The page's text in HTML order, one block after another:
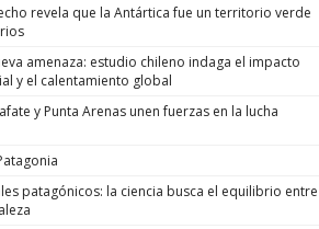
revela que la Antártica fue un territorio verde
amenaza: estudio chileno indaga el impacto
y el calentamiento global
y Punta Arenas unen fuerzas en la lucha
patagónicos: la ciencia busca el equilibrio entre